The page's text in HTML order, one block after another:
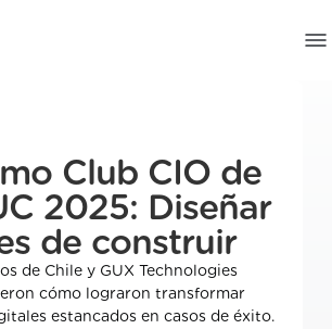
Club CIO de
2025: Diseñar
de construir
de Chile y GUX Technologies
cómo lograron transformar
estancados en casos de éxito.